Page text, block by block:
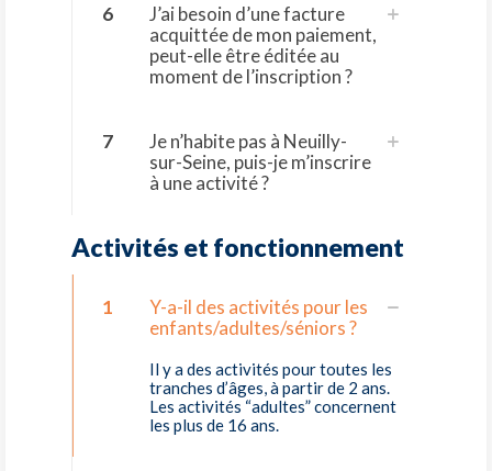
6
J’ai besoin d’une facture
acquittée de mon paiement,
peut-elle être éditée au
moment de l’inscription ?
7
Je n’habite pas à Neuilly-
sur-Seine, puis-je m’inscrire
à une activité ?
Activités et fonctionnement
1
Y-a-il des activités pour les
enfants/adultes/séniors ?
Il y a des activités pour toutes les
tranches d’âges, à partir de 2 ans.
Les activités “adultes” concernent
les plus de 16 ans.